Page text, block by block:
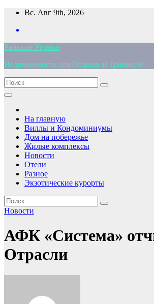
Перейти
содержимому
Вс. Авг 9th, 2026
Райские Уголки
Недвижимость для Отдыха за Границей
На главную
Виллы и Кондоминиумы
Дом на побережье
Жилые комплексы
Новости
Отели
Разное
Экзотические курорты
Новости
АФК «Система»
Отрасли